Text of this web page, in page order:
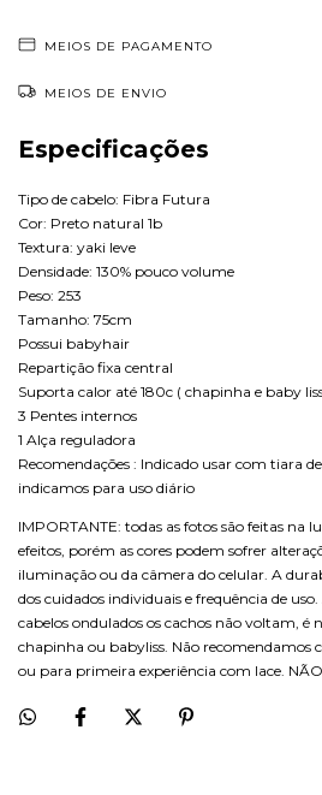
MEIOS DE PAGAMENTO
MEIOS DE ENVIO
Especificações
Tipo de cabelo: Fibra Futura
Cor: Preto natural 1b
Textura: yaki leve
Densidade: 130% pouco volume
Peso: 253
Tamanho: 75cm
Possui babyhair
Repartição fixa central
Suporta calor até 180c ( chapinha e baby
3 Pentes internos
1 Alça reguladora
Recomendações : Indicado usar com tiara
indicamos para uso diário
IMPORTANTE: todas as fotos são feitas na
efeitos, porém as cores podem sofrer
iluminação ou da câmera do celular. A
dos cuidados individuais e frequência de
cabelos ondulados os cachos não voltam, é
chapinha ou babyliss. Não recomendamos
ou para primeira experiência com lace.